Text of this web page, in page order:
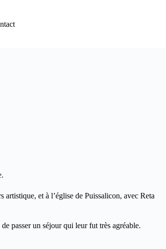
artistique, et à l’église de Puissalicon, avec Reta
passer un séjour qui leur fut très agréable.